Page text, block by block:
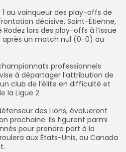
1 au vainqueur des play-offs de
décisive, Saint-Étienne,
lors des play-offs à l’issue
un match nul (0-0) au
professionnels
à départager l’attribution de
club de l’élite en difficulté et
la Ligue 2.
des Lions, évolueront
prochaine. Ils figurent parmi
pour prendre part à la
aux États-Unis, au Canada